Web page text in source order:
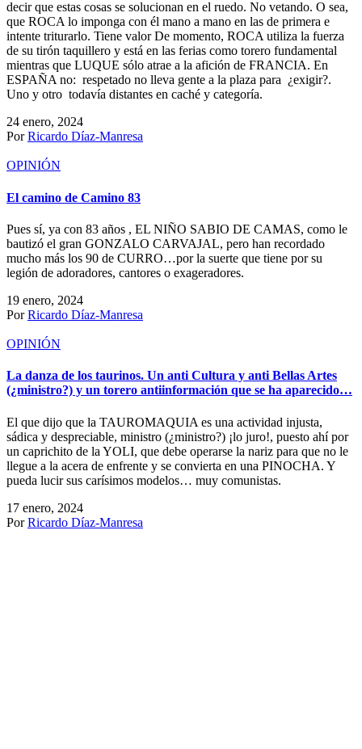
decir que estas cosas se solucionan en el ruedo. No vetando. O sea,
que ROCA lo imponga con él mano a mano en las de primera e
intente triturarlo. Tiene valor De momento, ROCA utiliza la fuerza
de su tirón taquillero y está en las ferias como torero fundamental
mientras que LUQUE sólo atrae a la afición de FRANCIA. En
ESPAÑA no: respetado no lleva gente a la plaza para ¿exigir?.
Uno y otro todavía distantes en caché y categoría.
24 enero, 2024
PorRicardo Díaz-Manresa
OPINIÓN
El camino de Camino 83
Pues sí, ya con 83 años , EL NIÑO SABIO DE CAMAS, como le
bautizó el gran GONZALO CARVAJAL, pero han recordado
mucho más los 90 de CURRO…por la suerte que tiene por su
legión de adoradores, cantores o exageradores.
19 enero, 2024
PorRicardo Díaz-Manresa
OPINIÓN
La danza de los taurinos. Un anti Cultura y anti Bellas Artes
(¿ministro?) y un torero antiinformación que se ha aparecido…
El que dijo que la TAUROMAQUIA es una actividad injusta,
sádica y despreciable, ministro (¿ministro?) ¡lo juro!, puesto ahí por
un caprichito de la YOLI, que debe operarse la nariz para que no le
llegue a la acera de enfrente y se convierta en una PINOCHA. Y
pueda lucir sus carísimos modelos… muy comunistas.
17 enero, 2024
PorRicardo Díaz-Manresa